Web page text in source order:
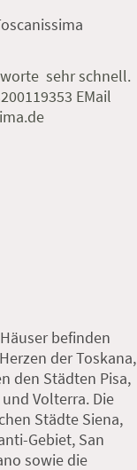
sehr schnell.
EMail
befinden
der Toskana,
den Städten Pisa,
Volterra. Die
Städte Siena,
Gebiet, San
sowie die